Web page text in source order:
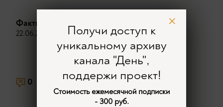
Факты и мифы о жизни в Иране.
22.06.2026
0 968
Получи доступ к
уникальному архиву
канала "День",
поддержи проект!
Стоимость ежемесячной подписки
- 300 руб.